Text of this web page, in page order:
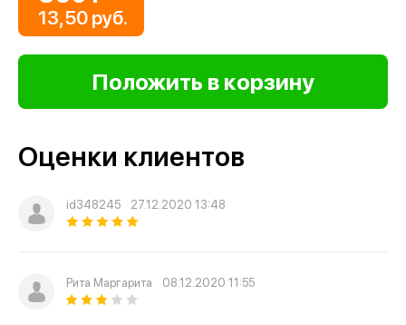
13,50 руб.
Оценки клиентов
id348245 27.12.2020 13:48
Рита Маргарита 08.12.2020 11:55